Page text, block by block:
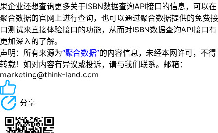
果企业还想查询更多关于ISBN数据查询API接口的信息，可以在
聚合数据的官网上进行查询，也可以通过聚合数据提供的免费接
口测试来直接体验接口的功能，从而对ISBN数据查询API接口有
更加深入的了解。
声明：所有来源为“聚合数据”的内容信息，未经本网许可，不得
转载！如对内容有异议或投诉，请与我们联系。邮箱：
marketing@think-land.com
分享